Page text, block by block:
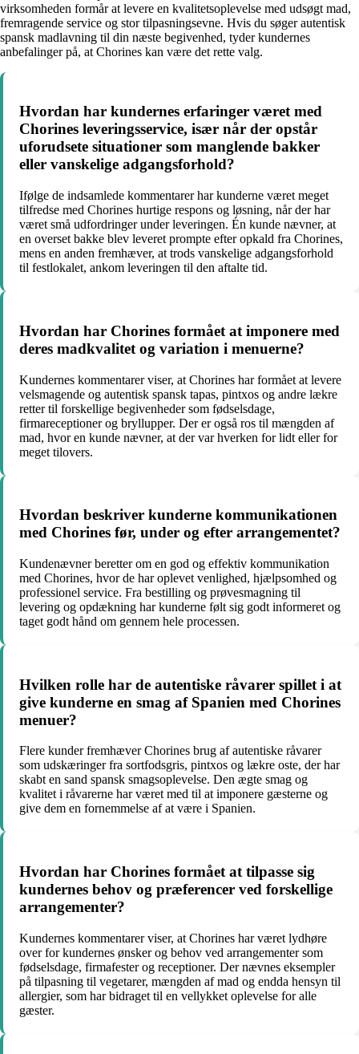
virksomheden formår at levere en kvalitetsoplevelse med udsøgt mad,
fremragende service og stor tilpasningsevne. Hvis du søger autentisk
spansk madlavning til din næste begivenhed, tyder kundernes
anbefalinger på, at Chorines kan være det rette valg.
Hvordan har kundernes erfaringer været med
Chorines leveringsservice, især når der opstår
uforudsete situationer som manglende bakker
eller vanskelige adgangsforhold?
Ifølge de indsamlede kommentarer har kunderne været meget
tilfredse med Chorines hurtige respons og løsning, når der har
været små udfordringer under leveringen. Én kunde nævner, at
en overset bakke blev leveret prompte efter opkald fra Chorines,
mens en anden fremhæver, at trods vanskelige adgangsforhold
til festlokalet, ankom leveringen til den aftalte tid.
Hvordan har Chorines formået at imponere med
deres madkvalitet og variation i menuerne?
Kundernes kommentarer viser, at Chorines har formået at levere
velsmagende og autentisk spansk tapas, pintxos og andre lækre
retter til forskellige begivenheder som fødselsdage,
firmareceptioner og bryllupper. Der er også ros til mængden af
mad, hvor en kunde nævner, at der var hverken for lidt eller for
meget tilovers.
Hvordan beskriver kunderne kommunikationen
med Chorines før, under og efter arrangementet?
Kundenævner beretter om en god og effektiv kommunikation
med Chorines, hvor de har oplevet venlighed, hjælpsomhed og
professionel service. Fra bestilling og prøvesmagning til
levering og opdækning har kunderne følt sig godt informeret og
taget godt hånd om gennem hele processen.
Hvilken rolle har de autentiske råvarer spillet i at
give kunderne en smag af Spanien med Chorines
menuer?
Flere kunder fremhæver Chorines brug af autentiske råvarer
som udskæringer fra sortfodsgris, pintxos og lækre oste, der har
skabt en sand spansk smagsoplevelse. Den ægte smag og
kvalitet i råvarerne har været med til at imponere gæsterne og
give dem en fornemmelse af at være i Spanien.
Hvordan har Chorines formået at tilpasse sig
kundernes behov og præferencer ved forskellige
arrangementer?
Kundernes kommentarer viser, at Chorines har været lydhøre
over for kundernes ønsker og behov ved arrangementer som
fødselsdage, firmafester og receptioner. Der nævnes eksempler
på tilpasning til vegetarer, mængden af mad og endda hensyn til
allergier, som har bidraget til en vellykket oplevelse for alle
gæster.